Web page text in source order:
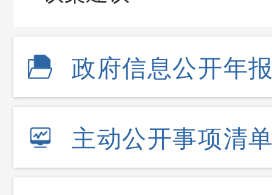
政府信息公开年
主动公开事项清